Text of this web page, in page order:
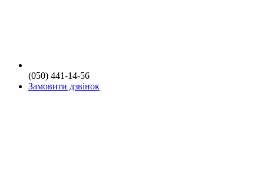
(050) 441-14-56
Замовити дзвінок